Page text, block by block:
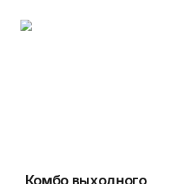
Комбо выходного